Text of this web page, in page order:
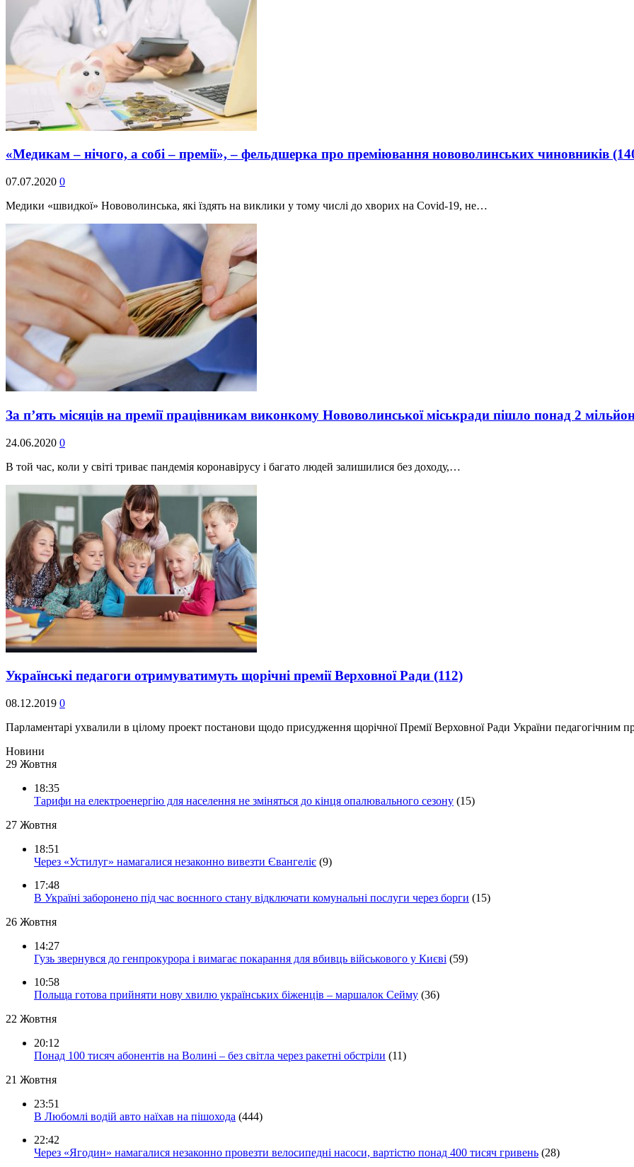
«Медикам – нічого, а собі – премії», – фельдшерка про преміювання нововолинських чиновників
07.07.2020 0
Медики «швидкої» Нововолинська, які їздять на виклики у тому числі до хворих на Covid-19, не…
За п’ять місяців на премії працівникам виконкому Нововолинської міськради пішло понад 2
24.06.2020 0
В той час, коли у світі триває пандемія коронавірусу і багато людей залишилися без доходу,…
Українські педагоги отримуватимуть щорічні премії Верховної Ради (112)
08.12.2019 0
Парламентарі ухвалили в цілому проект постанови щодо присудження щорічної Премії Верховної Ради України педагогічним
Новини
29 Жовтня
18:35
Тарифи на електроенергію для населення не зміняться до кінця опалювального сезону (15)
27 Жовтня
18:51
Через «Устилуг» намагалися незаконно вивезти Євангеліє (9)
17:48
В Україні заборонено під час воєнного стану відключати комунальні послуги через борги (15)
26 Жовтня
14:27
Гузь звернувся до генпрокурора і вимагає покарання для вбивць військового у Києві (59)
10:58
Польща готова прийняти нову хвилю українських біженців – маршалок Сейму (36)
22 Жовтня
20:12
Понад 100 тисяч абонентів на Волині – без світла через ракетні обстріли (11)
21 Жовтня
23:51
В Любомлі водій авто наїхав на пішохода (444)
22:42
Через «Ягодин» намагалися незаконно провезти велосипедні насоси, вартістю понад 400 тисяч гривень (28)